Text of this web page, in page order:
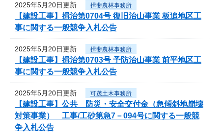
2025年5月20日更新 揖斐農林事務所
【建設工事】揖治第0704号 復旧治山事業 板追地区工
事に関する一般競争入札公告
2025年5月20日更新 揖斐農林事務所
【建設工事】揖治第0703号 予防治山事業 前平地区工
事に関する一般競争入札公告
2025年5月20日更新 可茂土木事務所
【建設工事】公共 防災・安全交付金（急傾斜地崩壊
対策事業） 工事/工砂第急7－094号に関する一般競
争入札公告